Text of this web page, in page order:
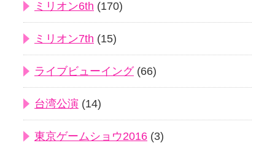
ミリオン6th (170)
ミリオン7th (15)
ライブビューイング(66)
台湾公演 (14)
東京ゲームショウ2016 (3)